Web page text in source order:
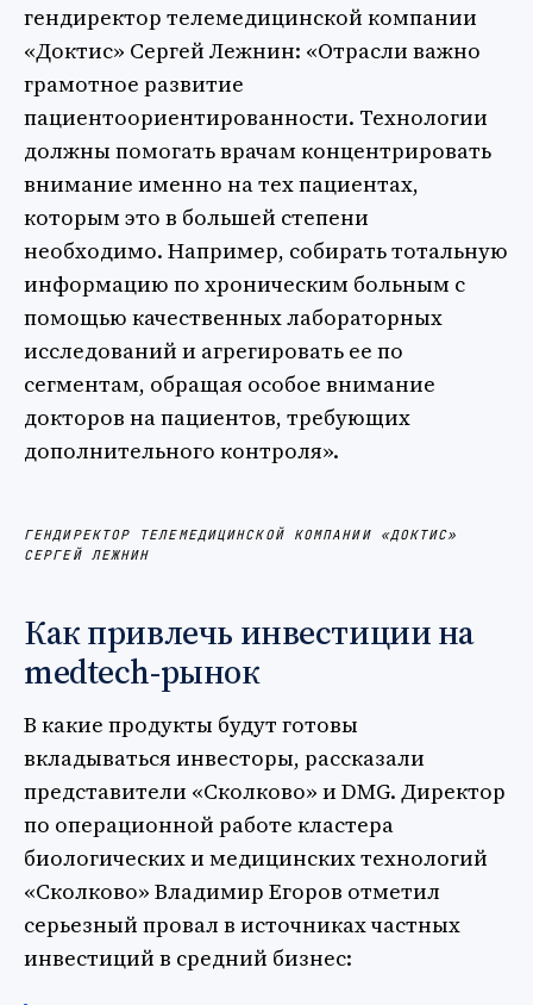
гендиректор телемедицинской компании
«Доктис» Сергей Лежнин: «Отрасли важно
грамотное развитие
пациентоориентированности. Технологии
должны помогать врачам концентрировать
внимание именно на тех пациентах,
которым это в большей степени
необходимо. Например, собирать тотальную
информацию по хроническим больным с
помощью качественных лабораторных
исследований и агрегировать ее по
сегментам, обращая особое внимание
докторов на пациентов, требующих
дополнительного контроля».
ГЕНДИРЕКТОР ТЕЛЕМЕДИЦИНСКОЙ КОМПАНИИ «ДОКТИС»
СЕРГЕЙ ЛЕЖНИН
Как привлечь инвестиции на
medtech-рынок
В какие продукты будут готовы
вкладываться инвесторы, рассказали
представители «Сколково» и DMG. Директор
по операционной работе кластера
биологических и медицинских технологий
«Сколково» Владимир Егоров отметил
серьезный провал в источниках частных
инвестиций в средний бизнес: